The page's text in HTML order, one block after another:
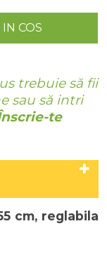
COS
trebuie să fii
sau să intri
te
cm, reglabila